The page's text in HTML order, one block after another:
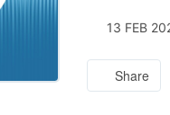
13 FEB
Share